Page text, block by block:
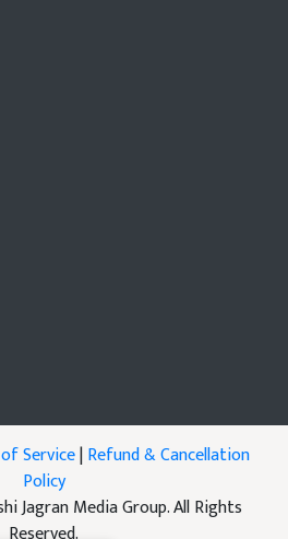
Service|Refund & Cancellation
Policy
Jagran Media Group. All Rights